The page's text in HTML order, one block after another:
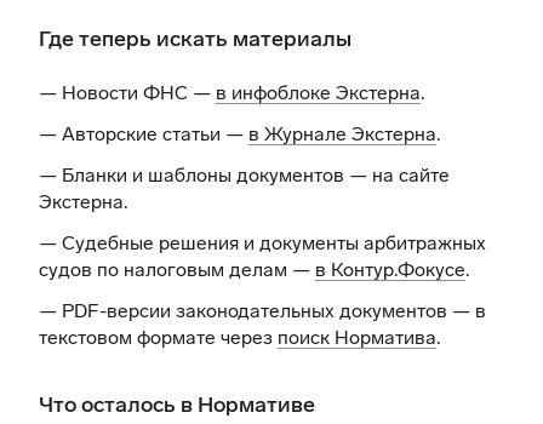
Где теперь искать материалы
— Новости ФНС — в инфоблоке Экстерна.
— Авторские статьи — в Журнале Экстерна.
— Бланки и шаблоны документов — на сайте
Экстерна.
— Судебные решения и документы арбитражных
судов по налоговым делам — в Контур.Фокусе.
— PDF-версии законодательных документов — в
текстовом формате через поиск Норматива.
Что осталось в Нормативе